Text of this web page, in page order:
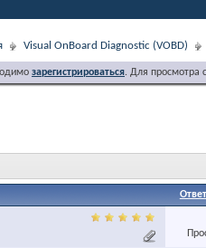
Visual OnBoard Diagnostic (VOBD)
зарегистрироваться. Для просмотра